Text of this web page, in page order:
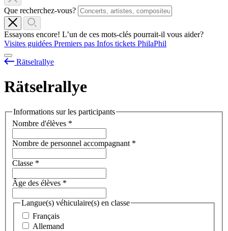
Que recherchez-vous?
Essayons encore! L’un de ces mots-clés pourrait-il vous aider?
Visites guidées Premiers pas Infos tickets PhilaPhil
Rätselrallye
Rätselrallye
Informations sur les participants
Nombre d'élèves *
Nombre de personnel accompagnant *
Classe *
Âge des élèves *
Langue(s) véhiculaire(s) en classe
Français
Allemand